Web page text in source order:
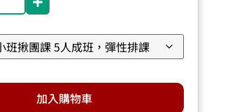
加入購物車